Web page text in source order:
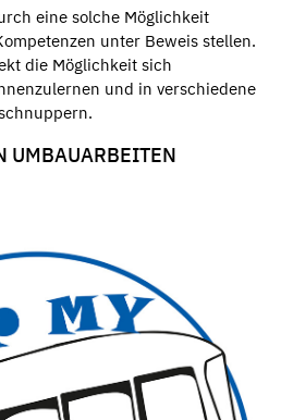
eine solche Möglichkeit
unter Beweis stellen.
die Möglichkeit sich
und in verschiedene
UMBAUARBEITEN